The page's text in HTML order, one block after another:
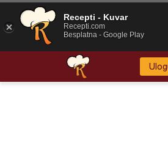
Recepti - Kuvar
Recepti.com
Besplatna - Google Play